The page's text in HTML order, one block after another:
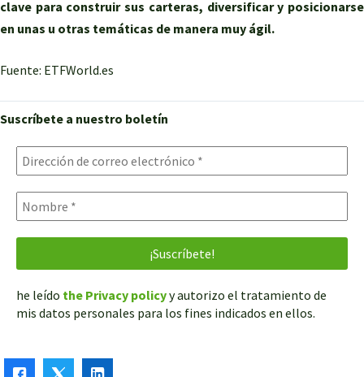
clave para construir sus carteras, diversificar y posicionarse
en unas u otras temáticas de manera muy ágil.
Fuente: ETFWorld.es
Suscríbete a nuestro boletín
he leído the Privacy policyy autorizo el tratamiento de
mis datos personales para los fines indicados en ellos.